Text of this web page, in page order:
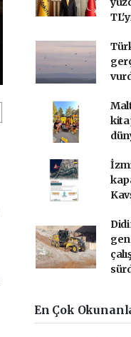
En Çok